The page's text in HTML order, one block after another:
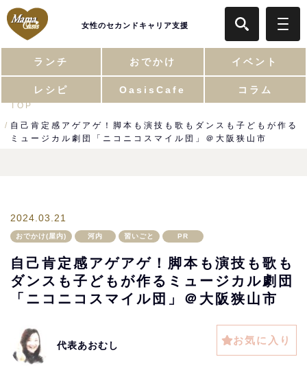
女性のセカンドキャリア支援
ランチ おでかけ イベント
レシピ OasisCafe コラム
TOP
自己肯定感アゲアゲ！脚本も演技も歌もダンスも子どもが作る
ミュージカル劇団「ニコニコスマイル団」＠大阪狭山市
2024.03.21
おでかけ(屋内) 河内 習いごと PR
自己肯定感アゲアゲ！脚本も演技も歌も
ダンスも子どもが作るミュージカル劇団
「ニコニコスマイル団」＠大阪狭山市
代表あおむし お気に入り